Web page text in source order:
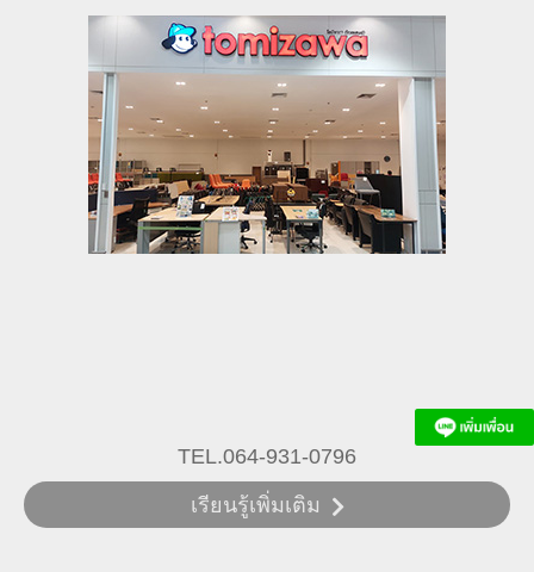
TEL.064-931-0796
เรียนรู้เพิ่มเติม